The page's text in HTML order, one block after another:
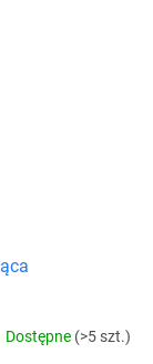
Dostępne (>5 szt.)